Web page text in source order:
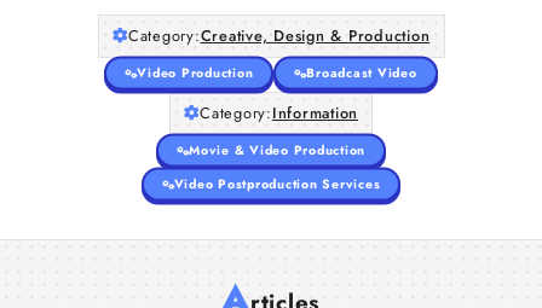
About Us
Category:Creative, Design & Production
Video Production Broadcast Video
Category:Information
Movie & Video Production
Video Postproduction Services
A